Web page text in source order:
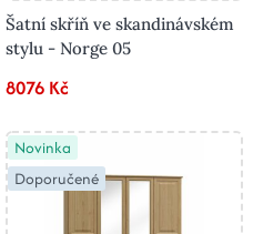
Šatní skříň ve skandinávském
stylu - Norge 05
8076 Kč
Novinka
Doporučené